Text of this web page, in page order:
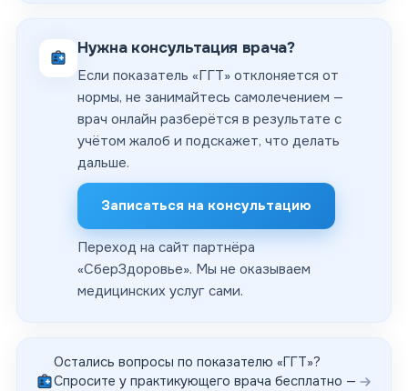
Нужна консультация врача?
Если показатель «ГГТ» отклоняется от
нормы, не занимайтесь самолечением —
врач онлайн разберётся в результате с
учётом жалоб и подскажет, что делать
дальше.
Записаться на консультацию
Переход на сайт партнёра
«СберЗдоровье». Мы не оказываем
медицинских услуг сами.
Остались вопросы по показателю «ГГТ»?
Спросите у практикующего врача бесплатно —